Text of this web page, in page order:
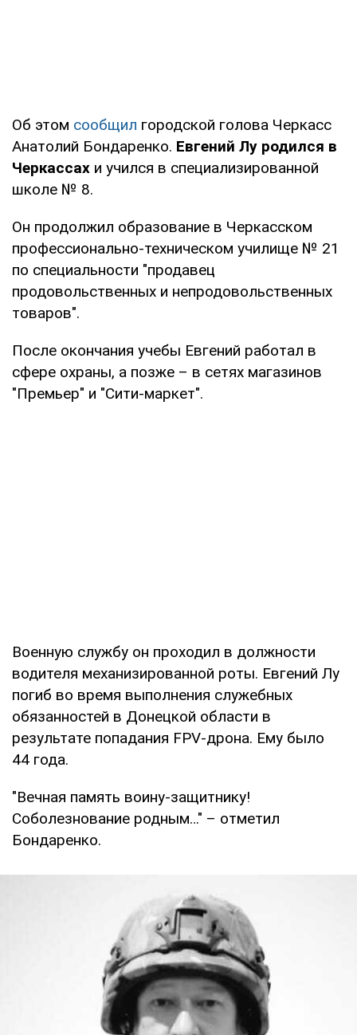
Об этом сообщил городской голова Черкасс
Анатолий Бондаренко. Евгений Лу родился в
Черкассах и учился в специализированной
школе № 8.
Он продолжил образование в Черкасском
профессионально-техническом училище № 21
по специальности "продавец
продовольственных и непродовольственных
товаров".
После окончания учебы Евгений работал в
сфере охраны, а позже – в сетях магазинов
"Премьер" и "Сити-маркет".
Военную службу он проходил в должности
водителя механизированной роты. Евгений Лу
погиб во время выполнения служебных
обязанностей в Донецкой области в
результате попадания FPV-дрона. Ему было
44 года.
"Вечная память воину-защитнику!
Соболезнование родным…" – отметил
Бондаренко.